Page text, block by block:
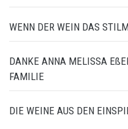
WENN DER WEIN DAS
DANKE ANNA MELISSA
FAMILIE
DIE WEINE AUS DEN